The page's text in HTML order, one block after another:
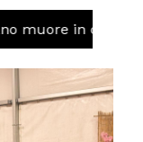
in corso